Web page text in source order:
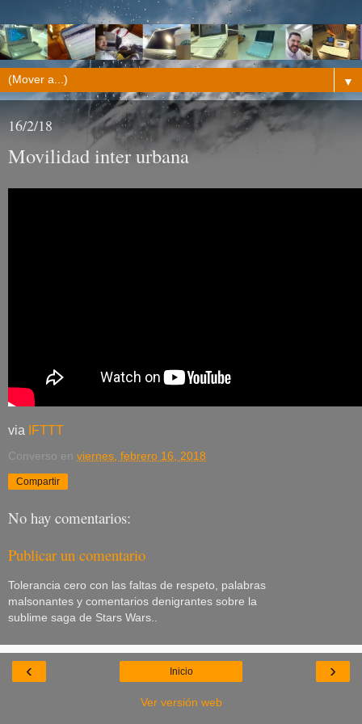
▼
16/2/18
Movilidad inter urbana
via IFTTT
Converso en viernes, febrero 16, 2018
Compartir
No hay comentarios:
Publicar un comentario
Tolerancia cero con las faltas de respeto, palabras
malsonantes y comentarios denigrantes sobre la
sublime saga de Stars Wars..
‹ ›
Inicio
Ver versión web